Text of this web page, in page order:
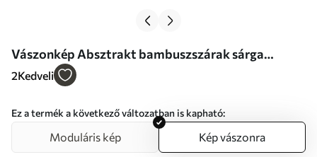
Vászonkép Absztrakt bambuszszárak sárga
akcentussal, finom fehér virágokkal és halványzöld
2Kedveli
Ez a termék a következő változatban is kapható:
Moduláris kép Kép vászonra